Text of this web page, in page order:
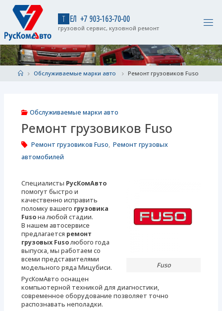
content
Т ЕЛ +7 903-163-70-00
грузовой сервис, кузовной ремонт
HomeОбслуживаемые марки авто Ремонт грузовиков Fuso
Обслуживаемые марки авто
Ремонт грузовиков Fuso
Ремонт грузовиков Fuso, Ремонт грузовых
автомобилей
Fuso
Специалисты РусКомАвто
помогут быстро и
качественно исправить
поломку вашего грузовика
Fusoна любой стадии.
В нашем автосервисе
предлагается ремонт
грузовых Fusoлюбого года
выпуска, мы работаем со
всеми представителями
модельного ряда Мицубиси.
РусКомАвто оснащен
компьютерной техникой для диагностики,
современное оборудование позволяет точно
распознавать неполадки.